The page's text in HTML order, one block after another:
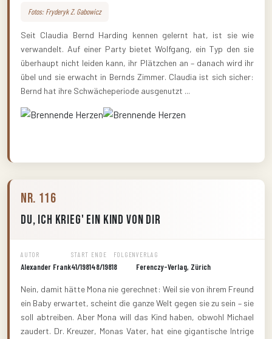
Fotos: Fryderyk Z. Gabowicz
Seit Claudia Bernd Harding kennen gelernt hat, ist sie wie
verwandelt. Auf einer Party bietet Wolfgang, ein Typ den sie
überhaupt nicht leiden kann, ihr Plätzchen an – danach wird ihr
übel und sie erwacht in Bernds Zimmer. Claudia ist sich sicher:
Bernd hat ihre Schwächeperiode ausgenutzt ...
Nr. 116
Du, ich krieg' ein Kind von Dir
AUTOR
Alexander Frank
START
41/1981
ENDE
48/1981
FOLGEN
8
VERLAG
Ferenczy-Verlag, Zürich
Nein, damit hätte Mona nie gerechnet: Weil sie von ihrem Freund
ein Baby erwartet, scheint die ganze Welt gegen sie zu sein – sie
soll abtreiben. Aber Mona will das Kind haben, obwohl Michael
zaudert. Dr. Kreuzer, Monas Vater, hat eine gigantische Intrige